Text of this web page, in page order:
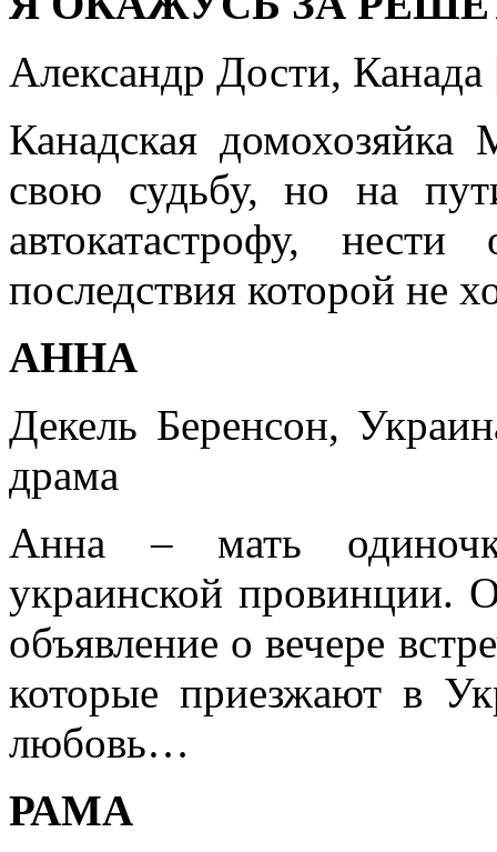
Александр Дости,
Канадская
свою судьбу, но на
автокатастрофу, нести
последствия которой не
АННА
Декель Беренсон,
драма
Анна – мать
украинской провинции.
объявление о вечере
которые приезжают в
любовь…
РАМА